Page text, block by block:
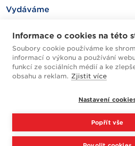
Vydáváme
Mapa webu
Informace o cookies na této
Soubory cookie používáme ke
informací o výkonu a používání
funkcí ze sociálních médií a ke
obsahu a reklam. Zjistit více
Nastavení
Popřít vše